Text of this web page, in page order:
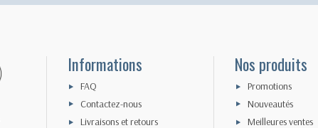
Informations
FAQ
Contactez-nous
Livraisons et retours
Nos produits
Promotions
Nouveautés
Meilleures ventes